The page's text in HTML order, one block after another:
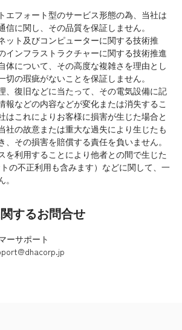
エフォート型のサービス形態の為、当社は
信に関し、その品質を保証しません。
ット及びコンピューターに関する技術推
インフラストラクチャーに関する技術推進
体について、その高度な複雑さを理由とし
切の瑕疵がないことを保証しません。
、復旧などに当たって、その電気設備に記
報などの内容などが変化または消失するこ
はこれによりお客様に損害が生じた場合と
社の故意または重大な過失により生じたも
、その損害を賠償する責任を負いません。
を利用することにより他者との間で生じた
の不正利用も含みます）などに関して、一
するお問合せ
ーサポート